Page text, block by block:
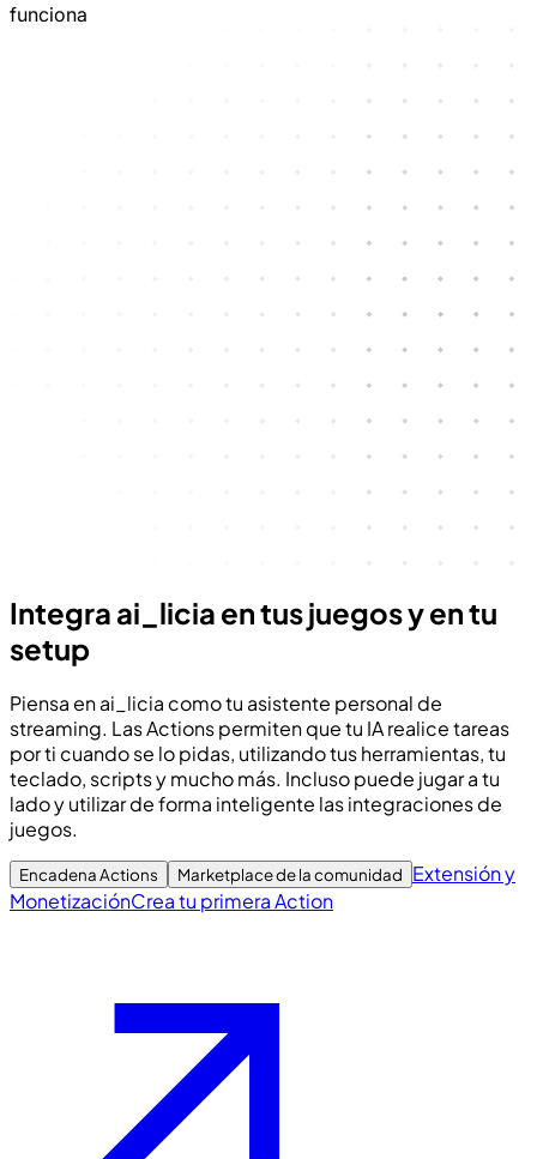
funciona
Integra ai_licia en tus juegos y en tu
setup
Piensa en ai_licia como tu asistente personal de
streaming. Las Actions permiten que tu IA realice tareas
por ti cuando se lo pidas, utilizando tus herramientas, tu
teclado, scripts y mucho más. Incluso puede jugar a tu
lado y utilizar de forma inteligente las integraciones de
juegos.
Encadena Actions Marketplace de la comunidad Extensión y
MonetizaciónCrea tu primera Action